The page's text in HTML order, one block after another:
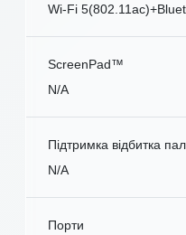
Wi-Fi
ScreenPad™
N/A
Підтримка відбитка
N/A
Порти